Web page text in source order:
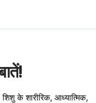
के शारीरिक, आध्यात्मिक,